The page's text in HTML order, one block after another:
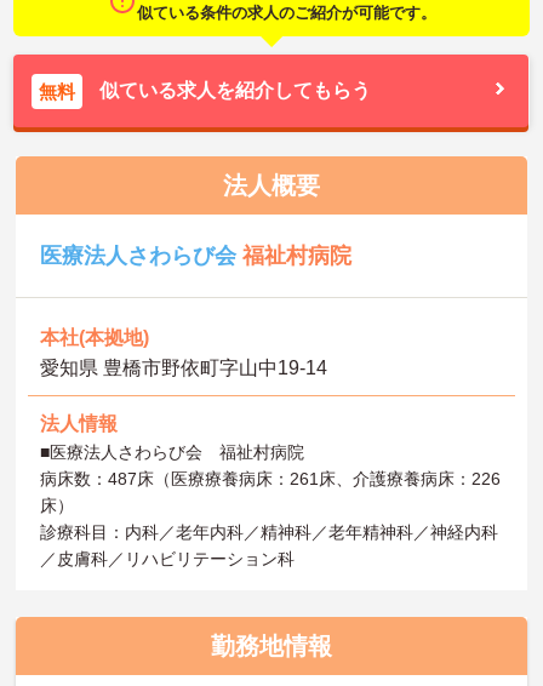
似ている条件の求人のご紹介が可能です。
無料 似ている求人を紹介してもらう
法人概要
医療法人さわらび会福祉村病院
本社(本拠地)
愛知県 豊橋市野依町字山中19-14
法人情報
■医療法人さわらび会 福祉村病院
病床数：487床（医療療養病床：261床、介護療養病床：226
床）
診療科目：内科／老年内科／精神科／老年精神科／神経内科
／皮膚科／リハビリテーション科
勤務地情報